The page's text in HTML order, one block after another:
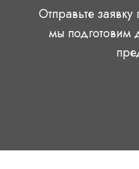
Отправьте заявку
мы подготовим